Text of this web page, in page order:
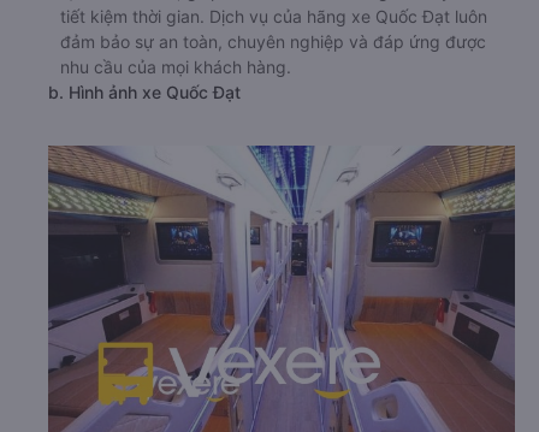
tiết kiệm thời gian. Dịch vụ của hãng xe Quốc Đạt luôn
đảm bảo sự an toàn, chuyên nghiệp và đáp ứng được
nhu cầu của mọi khách hàng.
b. Hình ảnh xe Quốc Đạt